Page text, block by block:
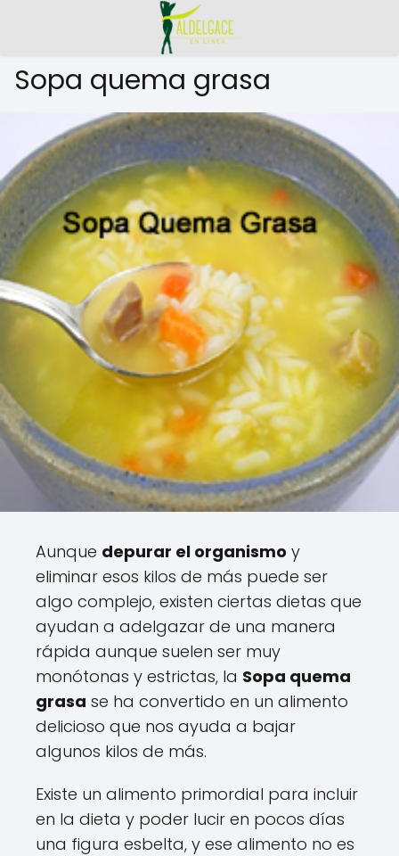
Sopa quema grasa
Aunque depurar el organismo y
eliminar esos kilos de más puede ser
algo complejo, existen ciertas dietas que
ayudan a adelgazar de una manera
rápida aunque suelen ser muy
monótonas y estrictas, la Sopa quema
grasa se ha convertido en un alimento
delicioso que nos ayuda a bajar
algunos kilos de más.
Existe un alimento primordial para incluir
en la dieta y poder lucir en pocos días
una figura esbelta, y ese alimento no es